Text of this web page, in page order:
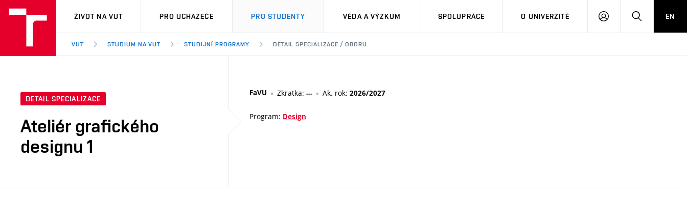
VUT
ŽIVOT NA VUT PRO UCHAZEČE PRO STUDENTY VĚDA A VÝZKUM SPOLUPRÁCE O UNIVERZITĚ
PŘIHLÁSIT HLEDATEN
VUT STUDIUM NA VUT STUDIJNÍ PROGRAMY DETAIL SPECIALIZACE / OBORU
DETAIL SPECIALIZACE
Ateliér grafického
designu 1
FaVU Zkratka: --- Ak. rok: 2026/2027
Program: Design